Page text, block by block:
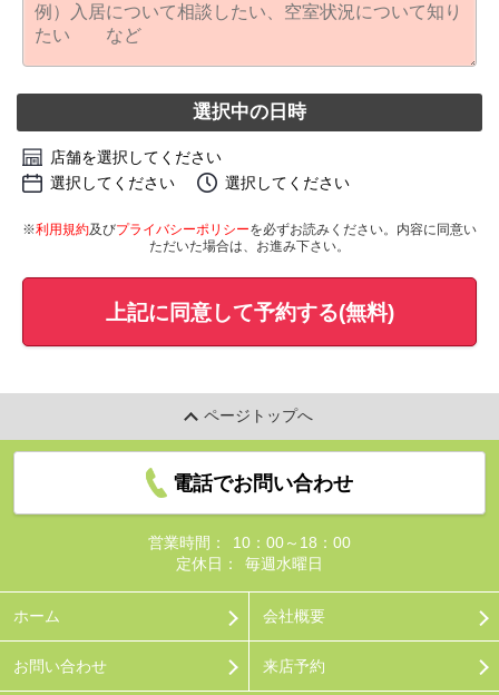
選択中の日時
店舗を選択してください
選択してください
選択してください
※利用規約及びプライバシーポリシーを必ずお読みください。内容に同意い
ただいた場合は、お進み下さい。
上記に同意して予約する(無料)
ページトップへ
電話でお問い合わせ
営業時間：
10：00～18：00
定休日：
毎週水曜日
ホーム 会社概要
お問い合わせ 来店予約